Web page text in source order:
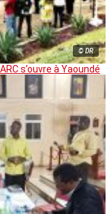
© DR
s’ouvre à Yaoundé